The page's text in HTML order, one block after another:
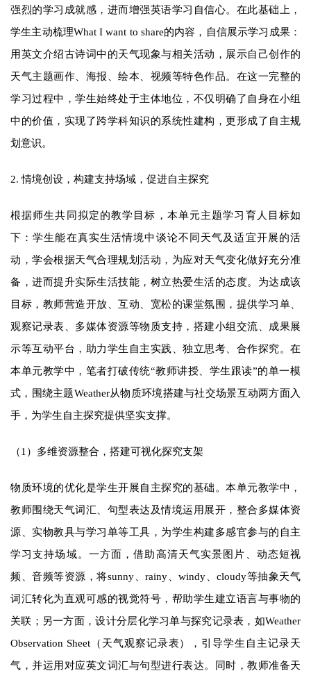
强烈的学习成就感，进而增强英语学习自信心。在此基础上，
学生主动梳理What I want to share的内容，自信展示学习成果：
用英文介绍古诗词中的天气现象与相关活动，展示自己创作的
天气主题画作、海报、绘本、视频等特色作品。在这一完整的
学习过程中，学生始终处于主体地位，不仅明确了自身在小组
中的价值，实现了跨学科知识的系统性建构，更形成了自主规
划意识。
2. 情境创设，构建支持场域，促进自主探究
根据师生共同拟定的教学目标，本单元主题学习育人目标如
下：学生能在真实生活情境中谈论不同天气及适宜开展的活
动，学会根据天气合理规划活动，为应对天气变化做好充分准
备，进而提升实际生活技能，树立热爱生活的态度。为达成该
目标，教师营造开放、互动、宽松的课堂氛围，提供学习单、
观察记录表、多媒体资源等物质支持，搭建小组交流、成果展
示等互动平台，助力学生自主实践、独立思考、合作探究。在
本单元教学中，笔者打破传统“教师讲授、学生跟读”的单一模
式，围绕主题Weather从物质环境搭建与社交场景互动两方面入
手，为学生自主探究提供坚实支撑。
（1）多维资源整合，搭建可视化探究支架
物质环境的优化是学生开展自主探究的基础。本单元教学中，
教师围绕天气词汇、句型表达及情境运用展开，整合多媒体资
源、实物教具与学习单等工具，为学生构建多感官参与的自主
学习支持场域。一方面，借助高清天气实景图片、动态短视
频、音频等资源，将sunny、rainy、windy、cloudy等抽象天气
词汇转化为直观可感的视觉符号，帮助学生建立语言与事物的
关联；另一方面，设计分层化学习单与探究记录表，如Weather
Observation Sheet（天气观察记录表），引导学生自主记录天
气，并运用对应英文词汇与句型进行表达。同时，教师准备天